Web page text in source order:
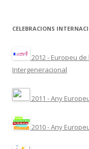
CELEBRACIONS
2012 - Europeu
Intergeneracional
2011 - Any
2010 - Any